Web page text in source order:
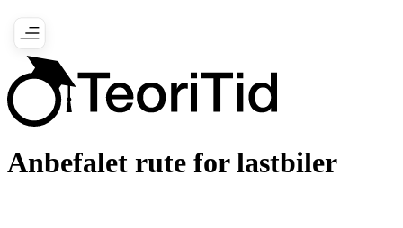
Anbefalet rute for lastbiler